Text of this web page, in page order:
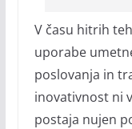
V času hitrih
uporabe
poslovanja in
inovativnost ni
postaja nujen